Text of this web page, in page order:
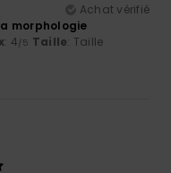
Achat vérifié
morphologie
: 4/5 Taille: Taille